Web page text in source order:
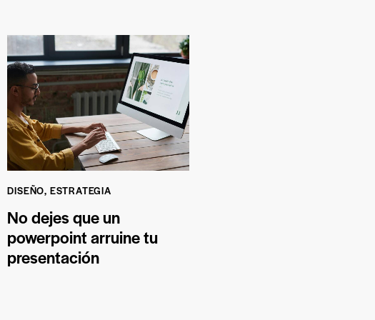
DISEÑO, ESTRATEGIA
No dejes que un
powerpoint arruine tu
presentación